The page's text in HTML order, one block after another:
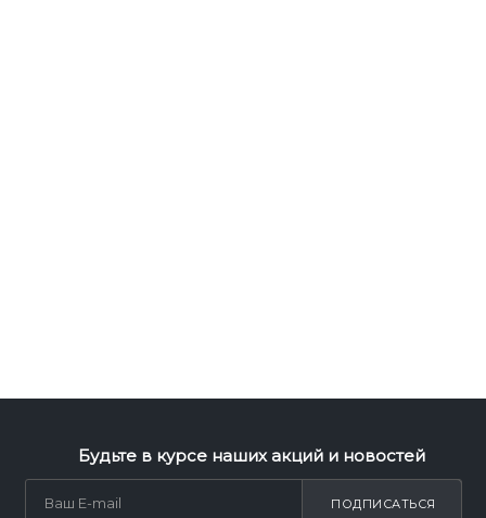
Будьте в курсе наших акций и новостей
ПОДПИСАТЬСЯ